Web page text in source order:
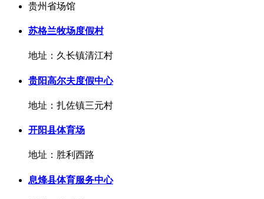
贵州省场馆
苏格兰牧场度假村
地址：久长镇清江村
贵阳高尔夫度假中心
地址：扎佐镇三元村
开阳县体育场
地址：胜利西路
息烽县体育服务中心